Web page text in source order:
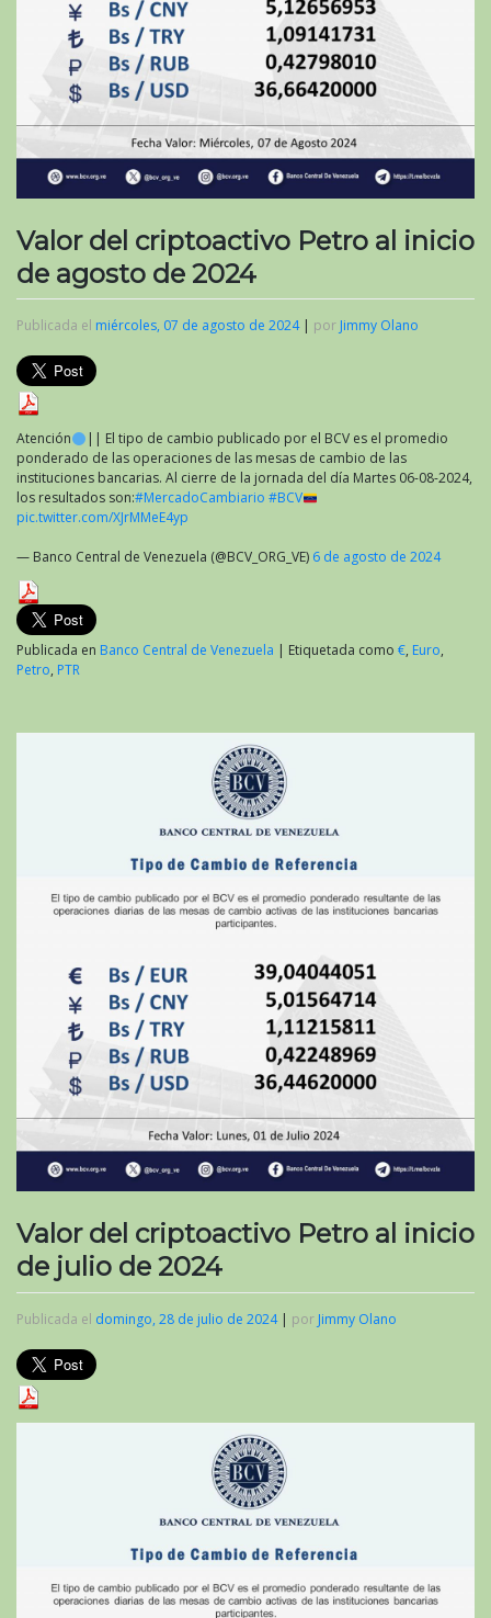
Valor del criptoactivo Petro al inicio
de agosto de 2024
Publicada el miércoles, 07 de agosto de 2024| por Jimmy Olano
Atención
|| El tipo de cambio publicado por el BCV es el promedio
ponderado de las operaciones de las mesas de cambio de las
instituciones bancarias. Al cierre de la jornada del día Martes 06-08-2024,
los resultados son:#MercadoCambiario #BCV
pic.twitter.com/XJrMMeE4yp
— Banco Central de Venezuela (@BCV_ORG_VE) 6 de agosto de 2024
Publicada en Banco Central de Venezuela | Etiquetada como €, Euro,
Petro, PTR
Valor del criptoactivo Petro al inicio
de julio de 2024
Publicada el domingo, 28 de julio de 2024| por Jimmy Olano